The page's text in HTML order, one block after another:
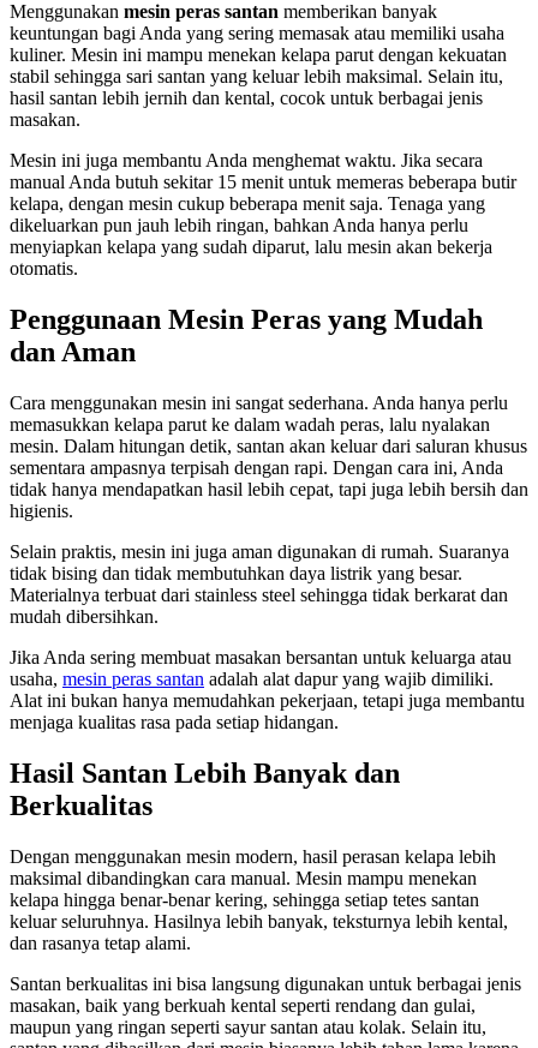
Menggunakan mesin peras santan memberikan banyak
keuntungan bagi Anda yang sering memasak atau memiliki usaha
kuliner. Mesin ini mampu menekan kelapa parut dengan kekuatan
stabil sehingga sari santan yang keluar lebih maksimal. Selain itu,
hasil santan lebih jernih dan kental, cocok untuk berbagai jenis
masakan.
Mesin ini juga membantu Anda menghemat waktu. Jika secara
manual Anda butuh sekitar 15 menit untuk memeras beberapa butir
kelapa, dengan mesin cukup beberapa menit saja. Tenaga yang
dikeluarkan pun jauh lebih ringan, bahkan Anda hanya perlu
menyiapkan kelapa yang sudah diparut, lalu mesin akan bekerja
otomatis.
Penggunaan Mesin Peras yang Mudah
dan Aman
Cara menggunakan mesin ini sangat sederhana. Anda hanya perlu
memasukkan kelapa parut ke dalam wadah peras, lalu nyalakan
mesin. Dalam hitungan detik, santan akan keluar dari saluran khusus
sementara ampasnya terpisah dengan rapi. Dengan cara ini, Anda
tidak hanya mendapatkan hasil lebih cepat, tapi juga lebih bersih dan
higienis.
Selain praktis, mesin ini juga aman digunakan di rumah. Suaranya
tidak bising dan tidak membutuhkan daya listrik yang besar.
Materialnya terbuat dari stainless steel sehingga tidak berkarat dan
mudah dibersihkan.
Jika Anda sering membuat masakan bersantan untuk keluarga atau
usaha, mesin peras santan adalah alat dapur yang wajib dimiliki.
Alat ini bukan hanya memudahkan pekerjaan, tetapi juga membantu
menjaga kualitas rasa pada setiap hidangan.
Hasil Santan Lebih Banyak dan
Berkualitas
Dengan menggunakan mesin modern, hasil perasan kelapa lebih
maksimal dibandingkan cara manual. Mesin mampu menekan
kelapa hingga benar-benar kering, sehingga setiap tetes santan
keluar seluruhnya. Hasilnya lebih banyak, teksturnya lebih kental,
dan rasanya tetap alami.
Santan berkualitas ini bisa langsung digunakan untuk berbagai jenis
masakan, baik yang berkuah kental seperti rendang dan gulai,
maupun yang ringan seperti sayur santan atau kolak. Selain itu,